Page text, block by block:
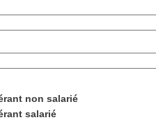
non salarié
salarié